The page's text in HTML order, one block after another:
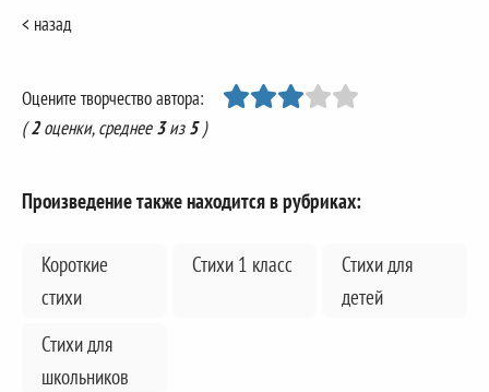
< назад
Оцените творчество автора:
(2оценки, среднее3из5)
Произведение также находится в рубриках:
Короткие
стихи
Стихи 1 класс
Стихи для
детей
Стихи для
школьников